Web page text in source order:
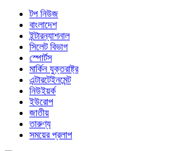
টপ নিউজ
বাংলাদেশ
ইন্টারন্যাশনাল
সিলেট বিভাগ
স্পোর্টস
মার্কিন যুক্তরাষ্ট্র
এন্টারটেইনমেন্ট
নিউইয়র্ক
ইউরোপ
জাতীয়
তারুণ্য
সময়ের প্রলাপ